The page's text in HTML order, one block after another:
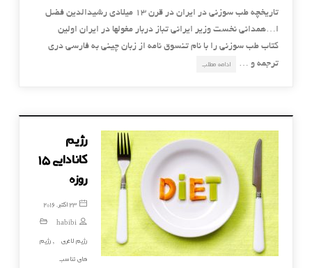
تاریخچه طب سوزنی در ایران در قرن ۱۳ میلادی رشیدالدین فضل
ا…همدانی نخست وزیر ایرانی تباز دربار مغولها در ایران اولین
کتاب طب سوزنی را با نام تنسوق نامه از زبان چینی به فارسی دری
ترجمه و …
ادامه مطلب
رژیم
کانادایی 15
روزه
23 اکتبر, 2016
habibi
رژیم لاغری
, رژیم
های تناسب